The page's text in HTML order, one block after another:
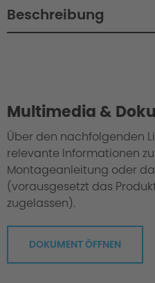
Beschreibung
Multimedia &
Über den nachfolgenden
relevante Informationen
Montageanleitung oder
(vorausgesetzt das
zugelassen).
DOKUMENT ÖFFNEN